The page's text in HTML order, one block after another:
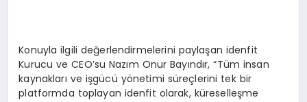
Konuyla ilgili değerlendirmelerini paylaşan idenfit
Kurucu ve CEO’su Nazım Onur Bayındır, “Tüm insan
kaynakları ve işgücü yönetimi süreçlerini tek bir
platformda toplayan idenfit olarak, küreselleşme